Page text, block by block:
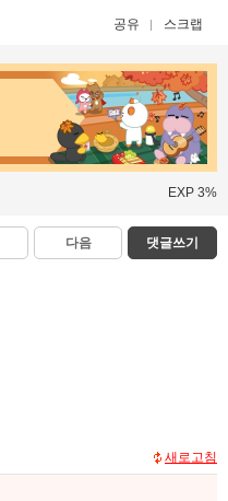
공유 스크랩
EXP 3%
다음 댓글쓰기
새로고침